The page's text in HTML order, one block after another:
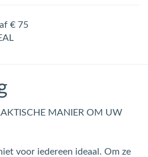
€ 75
MANIER OM UW
voor iedereen ideaal. Om ze